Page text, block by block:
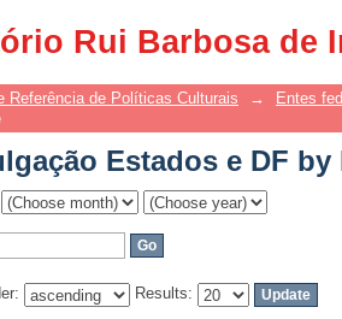
Rui Barbosa de
Estados e DF by
Referência de Políticas Culturais →
Entes
Estados e DF by
Results: